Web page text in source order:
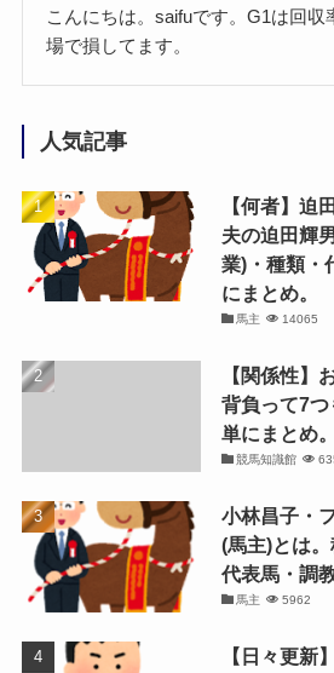
こんにちは。saifuです。G1は回収
場で損してます。
人気記事
【何者】迫
夫の迫田輝
業)・種類・
にまとめ。
馬主 14065
【関係性】
背負って7
単にまとめ。
競馬知識館
小林昌子・
(馬主)とは。
代表馬・調
馬主 5962
【日々更新